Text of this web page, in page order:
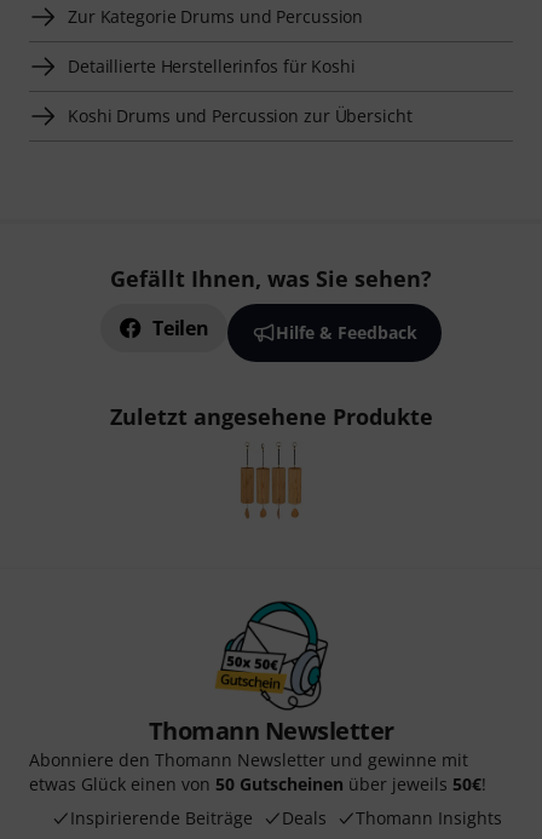
Zur Kategorie Drums und Percussion
Detaillierte Herstellerinfos für Koshi
Koshi Drums und Percussion zur Übersicht
Gefällt Ihnen, was Sie sehen?
Teilen Hilfe & Feedback
Zuletzt angesehene Produkte
Thomann Newsletter
Abonniere den Thomann Newsletter und gewinne mit
etwas Glück einen von 50 Gutscheinen über jeweils 50€!
Inspirierende Beiträge
Deals Thomann Insights